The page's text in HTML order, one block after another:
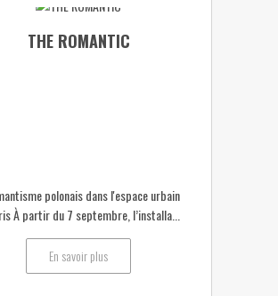
THE ROMANTIC
polonais dans l'espace urbain
À partir du 7 septembre, l’installa...
En savoir plus